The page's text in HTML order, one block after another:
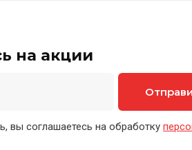
на акции
вы соглашаетесь на обработку